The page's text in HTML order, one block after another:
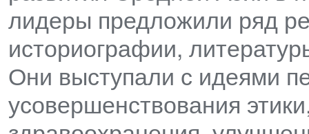
лидеры предложили ряд
историографии,
Они выступали с идеями
усовершенствования